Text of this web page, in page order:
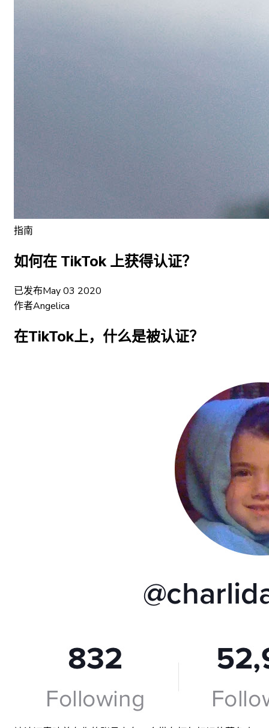
指南
如何在 TikTok 上获得认证？
已发布May 03 2020
作者Angelica
在TikTok上，什么是被认证？